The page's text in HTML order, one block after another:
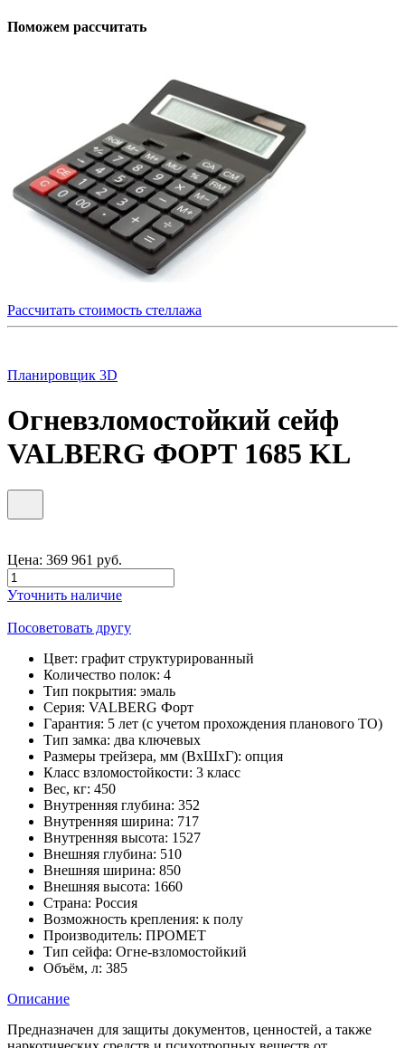
Поможем рассчитать
Рассчитать стоимость стеллажа
Планировщик 3D
Огневзломостойкий сейф
VALBERG ФОРТ 1685 KL
Цена: 369 961 руб.
Уточнить наличие
Посоветовать другу
Цвет: графит структурированный
Количество полок: 4
Тип покрытия: эмаль
Серия: VALBERG Форт
Гарантия: 5 лет (с учетом прохождения планового ТО)
Тип замка: два ключевых
Размеры трейзера, мм (ВхШхГ): опция
Класс взломостойкости: 3 класс
Вес, кг: 450
Внутренняя глубина: 352
Внутренняя ширина: 717
Внутренняя высота: 1527
Внешняя глубина: 510
Внешняя ширина: 850
Внешняя высота: 1660
Страна: Россия
Возможность крепления: к полу
Производитель: ПРОМЕТ
Тип сейфа: Огне-взломостойкий
Объём, л: 385
Описание
Предназначен для защиты документов, ценностей, а также